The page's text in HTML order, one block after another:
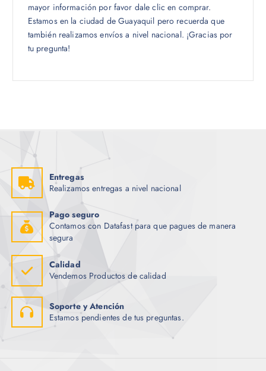
mayor información por favor dale clic en comprar.
Estamos en la ciudad de Guayaquil pero recuerda que
también realizamos envíos a nivel nacional. ¡Gracias por
tu pregunta!
Entregas
Realizamos entregas a nivel nacional
Pago seguro
Contamos con Datafast para que pagues de manera
segura
Calidad
Vendemos Productos de calidad
Soporte y Atención
Estamos pendientes de tus preguntas.